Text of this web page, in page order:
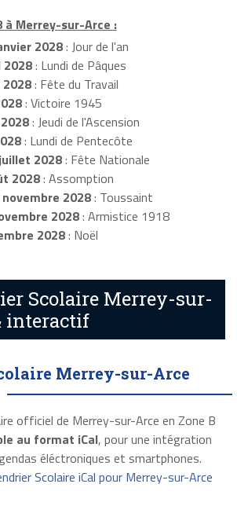
à Merrey-sur-Arce :
2028: Jour de l'an
2028: Lundi de Pâques
: Fête du Travail
: Victoire 1945
: Jeudi de l'Ascension
: Lundi de Pentecôte
2028: Fête Nationale
2028: Assomption
novembre 2028: Toussaint
2028: Armistice 1918
2028: Noël
Scolaire Merrey-sur-
interactif
Merrey-sur-Arce
officiel de Merrey-sur-Arce en Zone B
au format iCal, pour une intégration
éléctroniques et smartphones.
Scolaire iCal pour Merrey-sur-Arce